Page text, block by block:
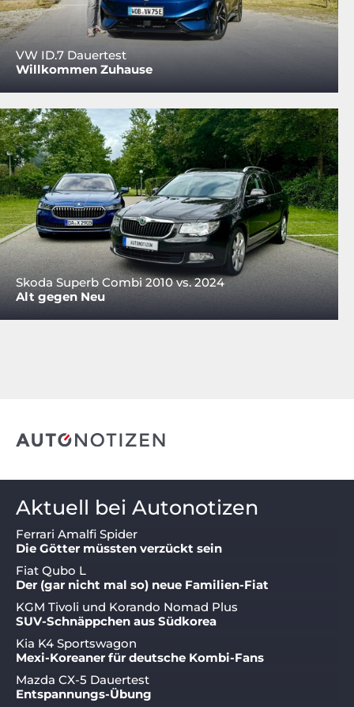
VW ID.7 Dauertest
Willkommen Zuhause
Skoda Superb Combi 2010 vs. 2024
Alt gegen Neu
Aktuell bei Autonotizen
Ferrari Amalfi Spider
Die Götter müssten verzückt sein
Fiat Qubo L
Der (gar nicht mal so) neue Familien-Fiat
KGM Tivoli und Korando Nomad Plus
SUV-Schnäppchen aus Südkorea
Kia K4 Sportswagon
Mexi-Koreaner für deutsche Kombi-Fans
Mazda CX-5 Dauertest
Entspannungs-Übung